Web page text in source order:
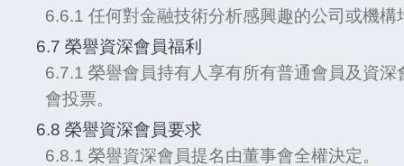
6.6.1 任何對金融技術分析感興趣的公司或機
6.7 榮譽資深會員福利
6.7.1 榮譽會員持有人享有所有普通會員及資
會投票。
6.8 榮譽資深會員要求
6.8.1 榮譽資深會員提名由董事會全權決定。